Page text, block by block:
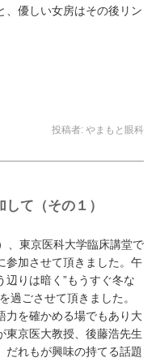
、優しい女房はその後リン
投稿者: やまもと眼科
て（その１）
、東京医科大学臨床講堂で
参加させて頂きました。午
りは暗く”もうすぐ冬な
過ごさせて頂きました。
力を確かめる場でもあり大
東京医大教授、後藤浩先生
だれもが興味の持てる話題